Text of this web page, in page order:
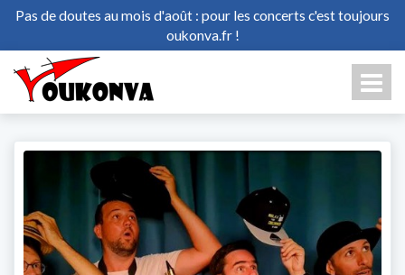
Pas de doutes au mois d'août : pour les concerts c'est toujours
oukonva.fr !